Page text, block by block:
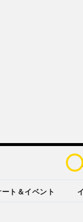
ート＆イベント